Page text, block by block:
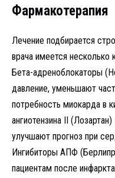
Фармакотерапия
Лечение подбирается
врача имеется несколько
Бета-адреноблокаторы
давление, уменьшают
потребность миокарда в
ангиотензина II
улучшают прогноз при
Ингибиторы АПФ
пациентам после